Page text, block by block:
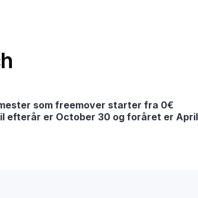
som freemover starter fra 0€
efterår er October 30 og foråret er